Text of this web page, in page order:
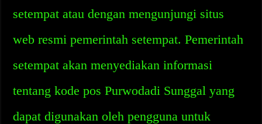
setempat atau dengan mengunjungi situs
web resmi pemerintah setempat. Pemerintah
setempat akan menyediakan informasi
tentang kode pos Purwodadi Sunggal yang
dapat digunakan oleh pengguna untuk